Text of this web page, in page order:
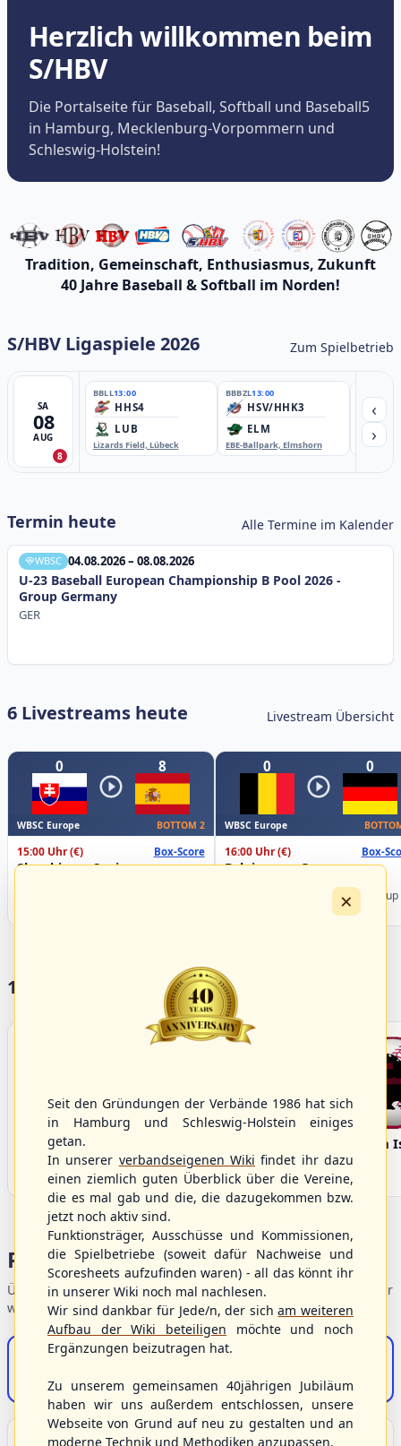
Herzlich willkommen beim
S/HBV
Die Portalseite für Baseball, Softball und Baseball5
in Hamburg, Mecklenburg-Vorpommern und
Schleswig-Holstein!
Tradition, Gemeinschaft, Enthusiasmus, Zukunft
40 Jahre Baseball & Softball im Norden!
S/HBV Ligaspiele 2026 Zum Spielbetrieb
SA
08
AUG
8
BBLL13:00
HHS4
LUB
Lizards Field, Lübeck
BBBZL13:00
HSV/HHK3
ELM
EBE-Ballpark, Elmshorn
‹
›
Termin heute Alle Termine im Kalender
WBSC 04.08.2026 – 08.08.2026
U-23 Baseball European Championship B Pool 2026 -
Group Germany
GER
6 Livestreams heute Livestream Übersicht
0 8
WBSC Europe BOTTOM 2
15:00 Uhr(€) Box-Score
Slovakia vs. Spain
0 0
WBSC Europe
16:00 Uhr(€) Box-
Belgium vs. Germany
Championship B Pool 2026 - Group
17 Vereine im S/HBV
Bargenstedt
Beavers
Fehmarn
Portalbereiche
Übersicht der Verbandsbereiche – wählen Sie einen Einstieg für
weiterführende Informationen.
S/HBV-Shop
Der Onlineshop des S/HBV
Unser Sport
×
Seit den Gründungen der Verbände 1986 hat sich
in Hamburg und Schleswig-Holstein einiges
getan.
In unserer verbandseigenen Wiki findet ihr dazu
einen ziemlich guten Überblick über die Vereine,
die es mal gab und die, die dazugekommen bzw.
jetzt noch aktiv sind.
Funktionsträger, Ausschüsse und Kommissionen,
die Spielbetriebe (soweit dafür Nachweise und
Scoresheets aufzufinden waren) - all das könnt ihr
in unserer Wiki noch mal nachlesen.
Wir sind dankbar für Jede/n, der sicham weiteren
Aufbau der Wiki beteiligen möchte und noch
Ergänzungen beizutragen hat.
Zu unserem gemeinsamen 40jährigen Jubiläum
haben wir uns außerdem entschlossen, unsere
Webseite von Grund auf neu zu gestalten und an
moderne Technik und Methodiken anzupassen.